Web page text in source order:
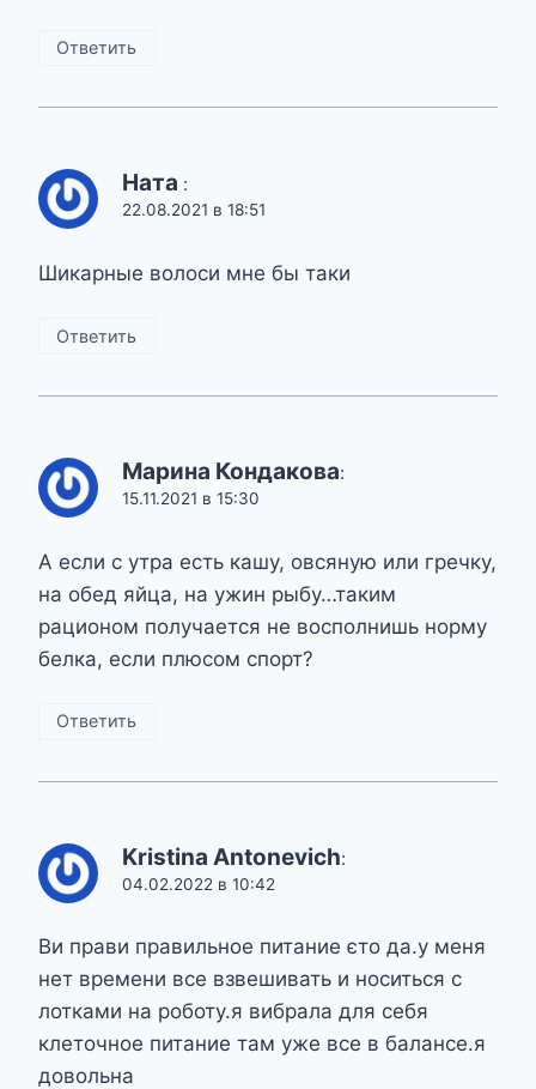
Ответить
Ната :
22.08.2021 в 18:51
Шикарные волоси мне бы таки
Ответить
Марина Кондакова:
15.11.2021 в 15:30
А если с утра есть кашу, овсяную или гречку,
на обед яйца, на ужин рыбу…таким
рационом получается не восполнишь норму
белка, если плюсом спорт?
Ответить
Kristina Antonevich:
04.02.2022 в 10:42
Ви прави правильное питание єто да.у меня
нет времени все взвешивать и носиться с
лотками на роботу.я вибрала для себя
клеточное питание там уже все в балансе.я
довольна